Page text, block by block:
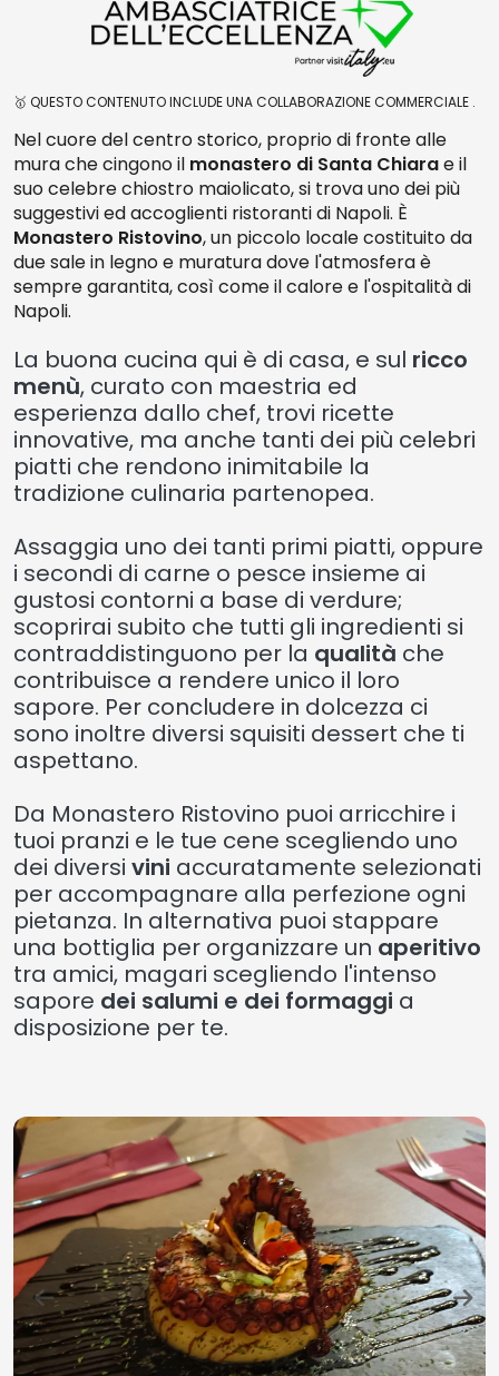
🥇 QUESTO CONTENUTO INCLUDE UNA COLLABORAZIONE COMMERCIALE .
Nel cuore del centro storico, proprio di fronte alle
mura che cingono il monastero di Santa Chiarae il
suo celebre chiostro maiolicato, si trova uno dei più
suggestivi ed accoglienti ristoranti di Napoli. È
Monastero Ristovino, un piccolo locale costituito da
due sale in legno e muratura dove l'atmosfera è
sempre garantita, così come il calore e l'ospitalità di
Napoli.
La buona cucina qui è di casa, e sul ricco
menù, curato con maestria ed
esperienza dallo chef, trovi ricette
innovative, ma anche tanti dei più celebri
piatti che rendono inimitabile la
tradizione culinaria partenopea.
Assaggia uno dei tanti primi piatti, oppure
i secondi di carne o pesce insieme ai
gustosi contorni a base di verdure;
scoprirai subito che tutti gli ingredienti si
contraddistinguono per la qualità che
contribuisce a rendere unico il loro
sapore. Per concludere in dolcezza ci
sono inoltre diversi squisiti dessert che ti
aspettano.
Da Monastero Ristovino puoi arricchire i
tuoi pranzi e le tue cene scegliendo uno
dei diversi vini accuratamente selezionati
per accompagnare alla perfezione ogni
pietanza. In alternativa puoi stappare
una bottiglia per organizzare un aperitivo
tra amici, magari scegliendo l'intenso
sapore dei salumi e dei formaggi a
disposizione per te.